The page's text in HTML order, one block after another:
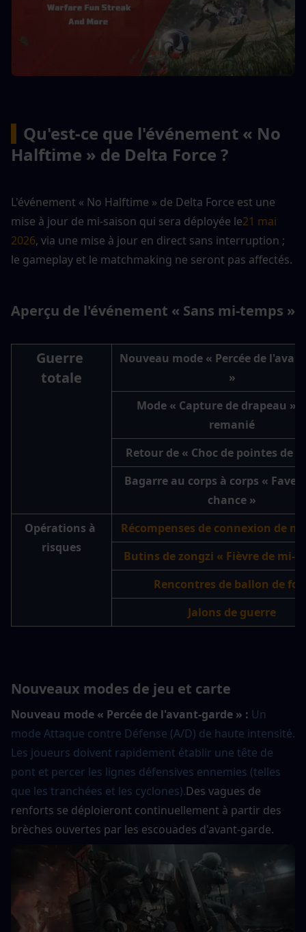
Qu'est-ce que l'événement « No
Halftime » de Delta Force ?
L'événement « No Halftime » de Delta Force est une
mise à jour de mi-saison qui sera déployée le21 mai
2026, via une mise à jour en direct sans interruption ;
le gameplay et le matchmaking ne seront pas affectés.
Aperçu de l'événement « Sans mi-temps »
Guerre
totale
Nouveau mode « Percée de
»
Mode « Capture de drapeau »
remanié
Retour de « Choc de pointes de
Bagarre au corps à corps «
chance »
Opérations à
risques
Récompenses de connexion de
Butins de zongzi « Fièvre de mi-
Rencontres de ballon de
Jalons de guerre
Nouveaux modes de jeu et carte
Nouveau mode « Percée de l'avant-garde » : Un
mode Attaque contre Défense (A/D) de haute intensité.
Les joueurs doivent rapidement établir une tête de
pont et percer les lignes défensives ennemies (telles
que les tranchées et les cyclones).Des vagues de
renforts se déploieront continuellement à partir des
brèches ouvertes par les escouades d'avant-garde.